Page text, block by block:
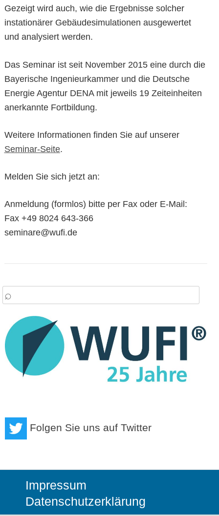
Gezeigt wird auch, wie die Ergebnisse solcher
instationärer Gebäudesimulationen ausgewertet
und analysiert werden.
Das Seminar ist seit November 2015 eine durch die
Bayerische Ingenieurkammer und die Deutsche
Energie Agentur DENA mit jeweils 19 Zeiteinheiten
anerkannte Fortbildung.
Weitere Informationen finden Sie auf unserer
Seminar-Seite.
Melden Sie sich jetzt an:
Anmeldung (formlos) bitte per Fax oder E-Mail:
Fax +49 8024 643-366
seminare@wufi.de
Folgen Sie uns auf Twitter
Impressum
Datenschutzerklärung